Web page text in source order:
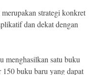
strategi konkret
dan dekat dengan
menghasilkan satu buku
150 buku baru yang dapat